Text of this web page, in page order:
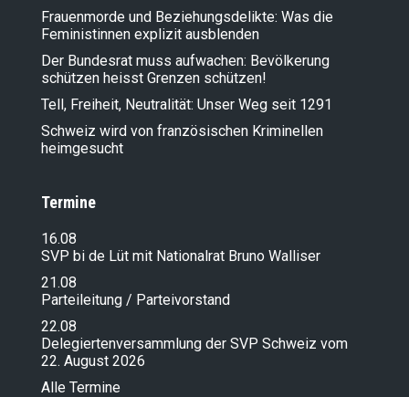
Frauenmorde und Beziehungsdelikte: Was die
Feministinnen explizit ausblenden
Der Bundesrat muss aufwachen: Bevölkerung
schützen heisst Grenzen schützen!
Tell, Freiheit, Neutralität: Unser Weg seit 1291
Schweiz wird von französischen Kriminellen
heimgesucht
Termine
16.08
SVP bi de Lüt mit Nationalrat Bruno Walliser
21.08
Parteileitung / Parteivorstand
22.08
Delegiertenversammlung der SVP Schweiz vom
22. August 2026
Alle Termine